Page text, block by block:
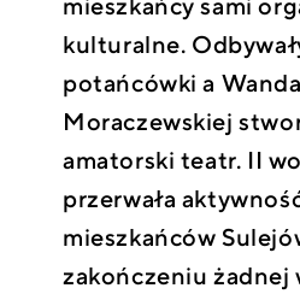
mieszkańcy sami
kulturalne.
potańcówki a
Moraczewskiej
amatorski teatr. II
przerwała
mieszkańców
zakończeniu żadnej